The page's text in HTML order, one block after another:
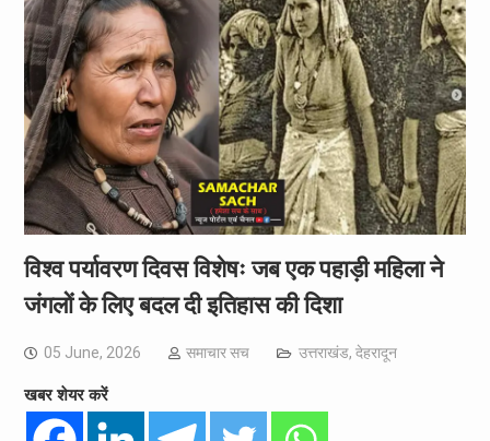
विश्व पर्यावरण दिवस विशेषः जब एक पहाड़ी महिला ने
जंगलों के लिए बदल दी इतिहास की दिशा
05 June, 2026 समाचार सच उत्तराखंड, देहरादून
खबर शेयर करें